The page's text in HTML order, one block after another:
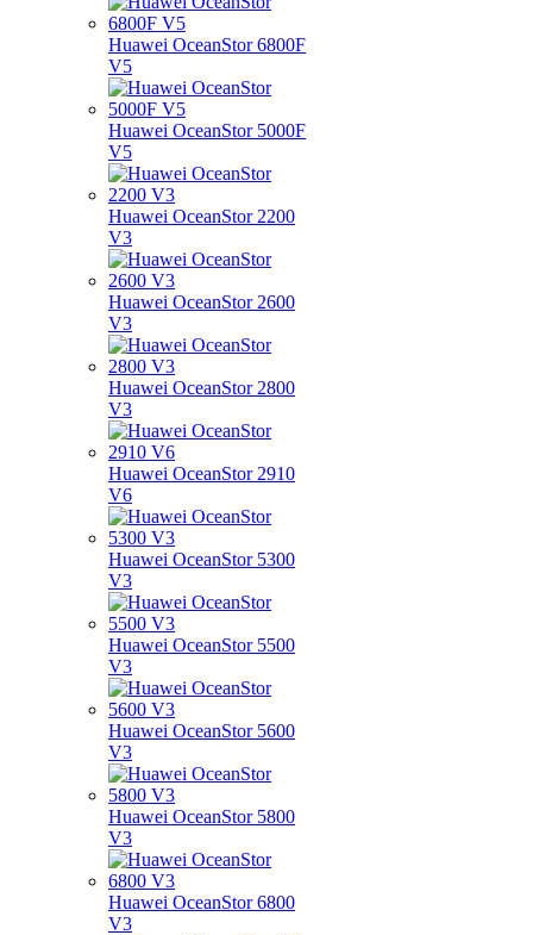
Huawei OceanStor 6800F
V5
Huawei OceanStor 5000F
V5
Huawei OceanStor 2200
V3
Huawei OceanStor 2600
V3
Huawei OceanStor 2800
V3
Huawei OceanStor 2910
V6
Huawei OceanStor 5300
V3
Huawei OceanStor 5500
V3
Huawei OceanStor 5600
V3
Huawei OceanStor 5800
V3
Huawei OceanStor 6800
V3